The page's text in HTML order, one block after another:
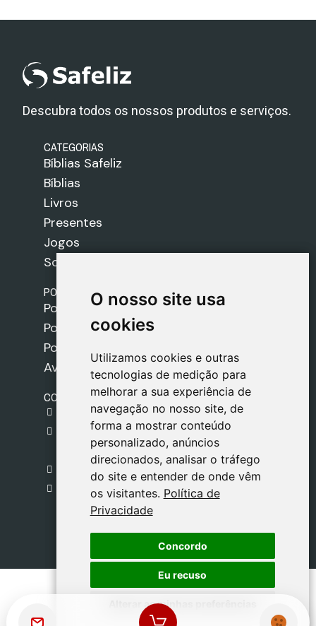
O nosso site usa
cookies
Utilizamos cookies e outras
tecnologias de medição para
melhorar a sua experiência de
navegação no nosso site, de
forma a mostrar conteúdo
personalizado, anúncios
direcionados, analisar o tráfego
do site e entender de onde vêm
os visitantes. Política de
Privacidade
Concordo
Eu recuso
Alterar as minhas preferências
O nosso site usa
cookies
Utilizamos cookies e outras
tecnologias de medição para
melhorar a sua experiência de
navegação no nosso site, de
forma a mostrar conteúdo
personalizado, anúncios
direcionados, analisar o tráfego
do site e entender de onde vêm
os visitantes. Política de
Privacidade
Concordo
Eu recuso
Alterar as minhas preferências
Descubra todos os nossos produtos e serviços.
CATEGORIAS
Bíblias Safeliz
Bíblias
Livros
Presentes
Jogos
Sobre nós
POLÍTICAS
Política de Envios
Política de Cookies
Política de Privacidade
Aviso Legal
CONTACTO
gestion@safeliz.com
C. del Pradillo, 6, 28770 Colmenar Viejo,
Madrid
+34 918 459 877
Segunda a Sexta
09:00 - 13:00